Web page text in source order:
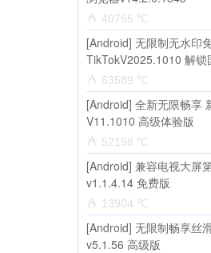
40755 ℃
[Android] 无限制无水印
TikTokV2025.1010 解锁
63589 ℃
[Android] 全新无限畅享
V11.1010 高级体验版
52198 ℃
[Android] 兼容电视大屏
v1.1.4.14 免费版
13904 ℃
[Android] 无限制畅享丝
v5.1.56 高级版